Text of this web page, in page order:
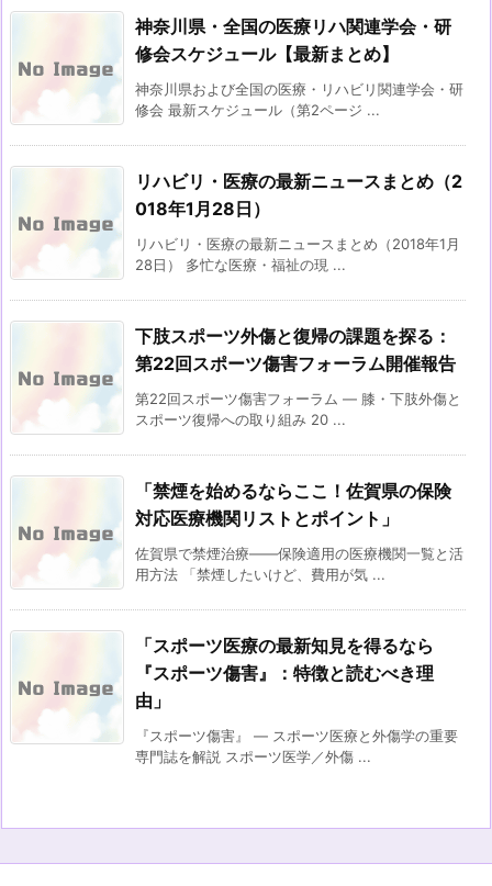
神奈川県・全国の医療リハ関連学会・研
修会スケジュール【最新まとめ】
神奈川県および全国の医療・リハビリ関連学会・研
修会 最新スケジュール（第2ページ ...
リハビリ・医療の最新ニュースまとめ（2
018年1月28日）
リハビリ・医療の最新ニュースまとめ（2018年1月
28日） 多忙な医療・福祉の現 ...
下肢スポーツ外傷と復帰の課題を探る：
第22回スポーツ傷害フォーラム開催報告
第22回スポーツ傷害フォーラム — 膝・下肢外傷と
スポーツ復帰への取り組み 20 ...
「禁煙を始めるならここ！佐賀県の保険
対応医療機関リストとポイント」
佐賀県で禁煙治療――保険適用の医療機関一覧と活
用方法 「禁煙したいけど、費用が気 ...
「スポーツ医療の最新知見を得るなら
『スポーツ傷害』：特徴と読むべき理
由」
『スポーツ傷害』 — スポーツ医療と外傷学の重要
専門誌を解説 スポーツ医学／外傷 ...